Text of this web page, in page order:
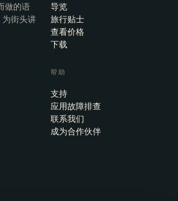
做的语
街头讲
导览
旅行贴士
查看价格
下载
帮助
支持
应用故障排查
联系我们
成为合作伙伴